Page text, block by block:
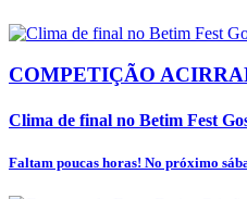
COMPETIÇÃO
Clima de final no Betim Fest
Faltam poucas horas! No próximo